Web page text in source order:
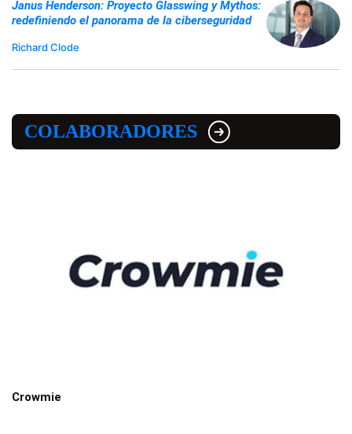
Janus Henderson: Proyecto Glasswing y Mythos:
redefiniendo el panorama de la ciberseguridad
Richard Clode
COLABORADORES
Crowmie